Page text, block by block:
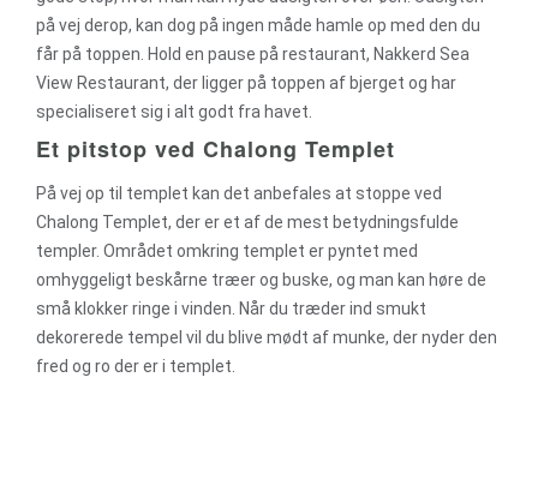
på vej derop, kan dog på ingen måde hamle op med den du
får på toppen. Hold en pause på restaurant, Nakkerd Sea
View Restaurant, der ligger på toppen af bjerget og har
specialiseret sig i alt godt fra havet.
Et pitstop ved Chalong Templet
På vej op til templet kan det anbefales at stoppe ved
Chalong Templet, der er et af de mest betydningsfulde
templer. Området omkring templet er pyntet med
omhyggeligt beskårne træer og buske, og man kan høre de
små klokker ringe i vinden. Når du træder ind smukt
dekorerede tempel vil du blive mødt af munke, der nyder den
fred og ro der er i templet.